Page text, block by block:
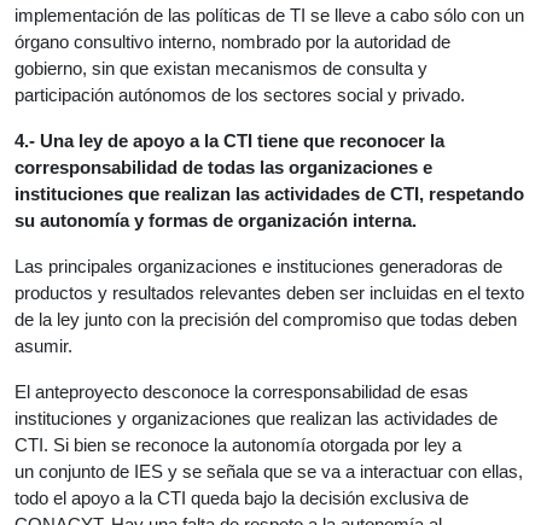
implementación de las políticas de TI se lleve a cabo sólo con un
órgano consultivo interno, nombrado por la autoridad de
gobierno, sin que existan mecanismos de consulta y
participación autónomos de los sectores social y privado.
4.- Una ley de apoyo a la CTI tiene que reconocer la
corresponsabilidad de todas las organizaciones e
instituciones que realizan las actividades de CTI, respetando
su autonomía y formas de organización interna.
Las principales organizaciones e instituciones generadoras de
productos y resultados relevantes deben ser incluidas en el texto
de la ley junto con la precisión del compromiso que todas deben
asumir.
El anteproyecto desconoce la corresponsabilidad de esas
instituciones y organizaciones que realizan las actividades de
CTI. Si bien se reconoce la autonomía otorgada por ley a
un conjunto de IES y se señala que se va a interactuar con ellas,
todo el apoyo a la CTI queda bajo la decisión exclusiva de